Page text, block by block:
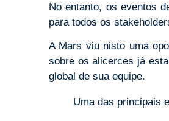
No entanto, os eventos
para todos os
A Mars viu nisto uma
sobre os alicerces já
global de sua equipe.
Uma das principais